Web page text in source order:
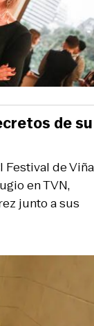
Festival de Viña
en TVN,
junto a sus
de su